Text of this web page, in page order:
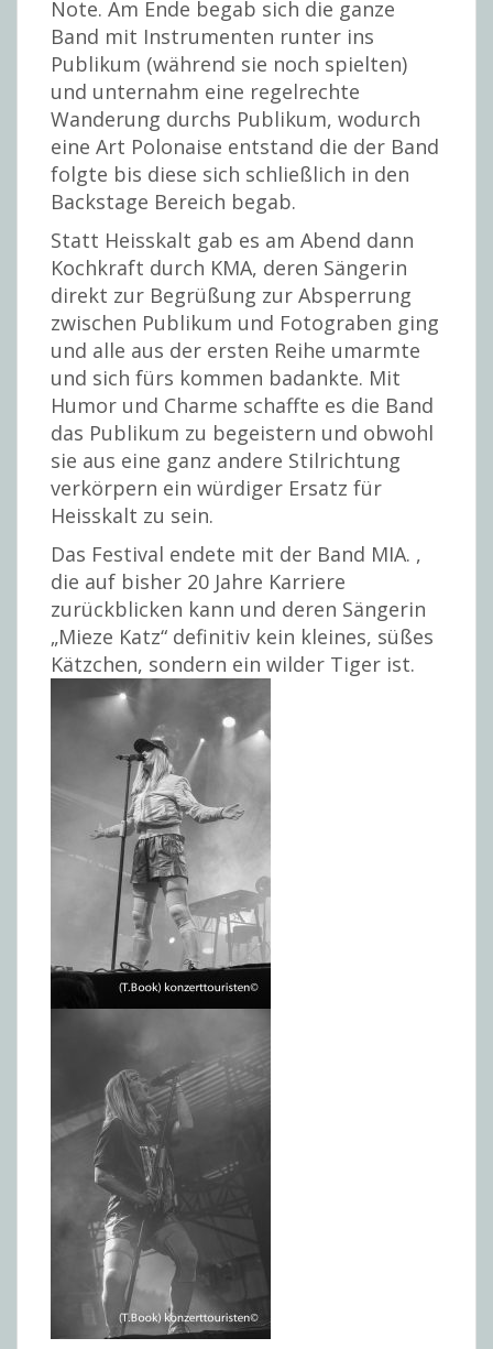
Note. Am Ende begab sich die ganze
Band mit Instrumenten runter ins
Publikum (während sie noch spielten)
und unternahm eine regelrechte
Wanderung durchs Publikum, wodurch
eine Art Polonaise entstand die der Band
folgte bis diese sich schließlich in den
Backstage Bereich begab.
Statt Heisskalt gab es am Abend dann
Kochkraft durch KMA, deren Sängerin
direkt zur Begrüßung zur Absperrung
zwischen Publikum und Fotograben ging
und alle aus der ersten Reihe umarmte
und sich fürs kommen badankte. Mit
Humor und Charme schaffte es die Band
das Publikum zu begeistern und obwohl
sie aus eine ganz andere Stilrichtung
verkörpern ein würdiger Ersatz für
Heisskalt zu sein.
Das Festival endete mit der Band MIA. ,
die auf bisher 20 Jahre Karriere
zurückblicken kann und deren Sängerin
„Mieze Katz“ definitiv kein kleines, süßes
Kätzchen, sondern ein wilder Tiger ist.